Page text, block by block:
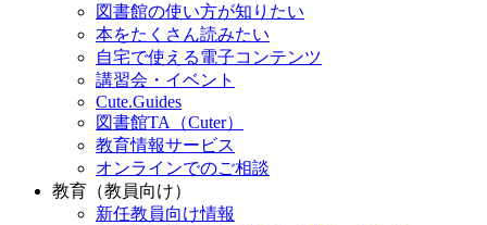
図書館の使い方が知りたい
本をたくさん読みたい
自宅で使える電子コンテンツ
講習会・イベント
Cute.Guides
図書館TA（Cuter）
教育情報サービス
オンラインでのご相談
教育（教員向け）
新任教員向け情報